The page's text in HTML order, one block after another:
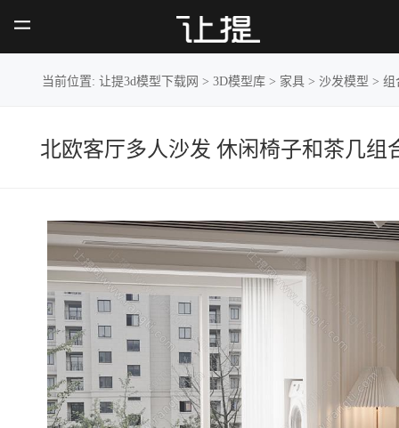
北欧客厅多人沙发 休闲椅子和茶
当前位置:让提3d模型下载网 >3D模型库 > 家具 >沙发模型 >组
北欧客厅多人沙发 休闲椅子和茶几组